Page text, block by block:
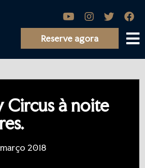
Reserve agora
Circus à noite
2018